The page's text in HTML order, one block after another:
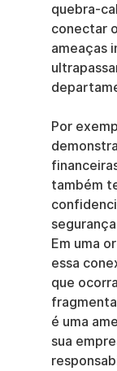
quebra-
conectar
ameaças
Por
também
Em uma
essa
que
é uma
sua